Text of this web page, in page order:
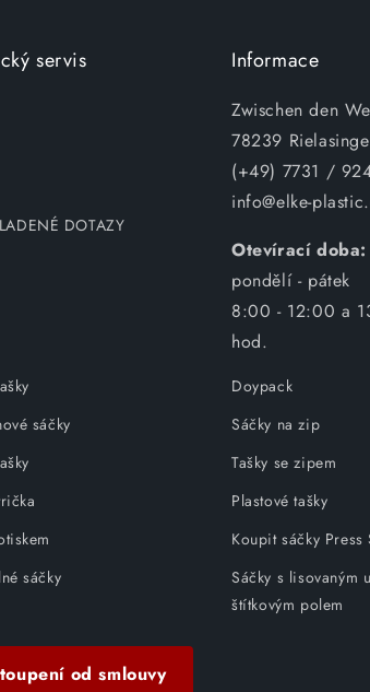
servis
DOTAZY
Informace
Zwischen den
78239
(+49) 7731 /
info@elke-
Otevírací doba:
pondělí - pátek
8:00 - 12:00 a
hod.
sáčky
sáčky
Doypack
Sáčky na zip
Tašky se zipem
Plastové tašky
Koupit sáčky Press
Sáčky s lisovaným
štítkovým polem
od smlouvy